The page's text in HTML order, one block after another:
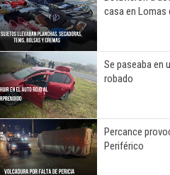
casa en Lomas
Se paseaba en
robado
Percance
Periférico